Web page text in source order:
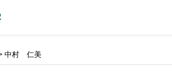
中村 仁美